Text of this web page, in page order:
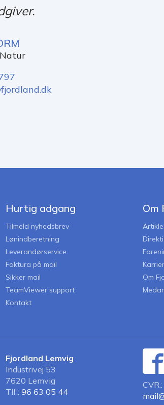
Hurtig adgang
Tilmeld nyhedsbrev
Lønindberetning
Leverandørservice
Faktura på mail
Sikker mail
TeamViewer support
Kontakt
Om
Om
Fjordland Lemvig
Industrivej 53
7620 Lemvig
Tlf.: 96 63 05 44